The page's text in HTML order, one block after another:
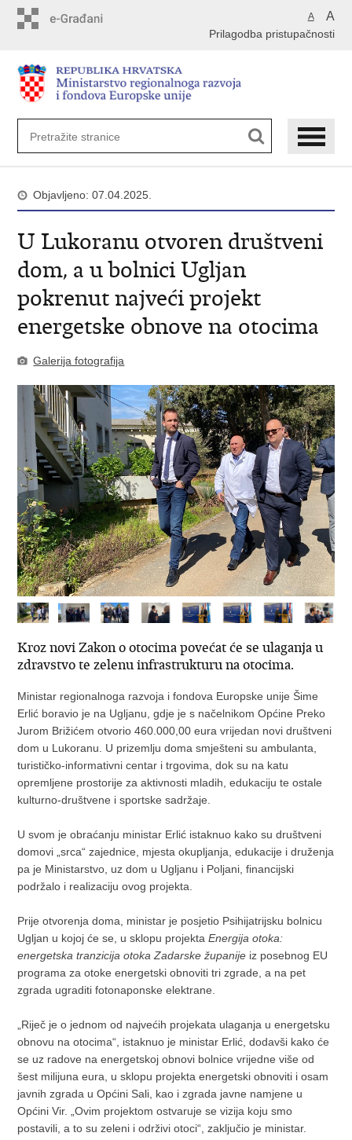
A A
Prilagodba pristupačnosti
Objavljeno: 07.04.2025.
U Lukoranu otvoren društveni
dom, a u bolnici Ugljan
pokrenut najveći projekt
energetske obnove na otocima
Galerija fotografija
Kroz novi Zakon o otocima povećat će se ulaganja u
zdravstvo te zelenu infrastrukturu na otocima.
Ministar regionalnoga razvoja i fondova Europske unije Šime
Erlić boravio je na Ugljanu, gdje je s načelnikom Općine Preko
Jurom Brižićem otvorio 460.000,00 eura vrijedan novi društveni
dom u Lukoranu. U prizemlju doma smješteni su ambulanta,
turističko-informativni centar i trgovima, dok su na katu
opremljene prostorije za aktivnosti mladih, edukaciju te ostale
kulturno-društvene i sportske sadržaje.
U svom je obraćanju ministar Erlić istaknuo kako su društveni
domovi „srca“ zajednice, mjesta okupljanja, edukacije i druženja
pa je Ministarstvo, uz dom u Ugljanu i Poljani, financijski
podržalo i realizaciju ovog projekta.
Prije otvorenja doma, ministar je posjetio Psihijatrijsku bolnicu
Ugljan u kojoj će se, u sklopu projektaEnergija otoka:
energetska tranzicija otoka Zadarske županije iz posebnog EU
programa za otoke energetski obnoviti tri zgrade, a na pet
zgrada ugraditi fotonaponske elektrane.
„Riječ je o jednom od najvećih projekata ulaganja u energetsku
obnovu na otocima“, istaknuo je ministar Erlić, dodavši kako će
se uz radove na energetskoj obnovi bolnice vrijedne više od
šest milijuna eura, u sklopu projekta energetski obnoviti i osam
javnih zgrada u Općini Sali, kao i zgrada javne namjene u
Općini Vir. „Ovim projektom ostvaruje se vizija koju smo
postavili, a to su zeleni i održivi otoci“, zaključio je ministar.